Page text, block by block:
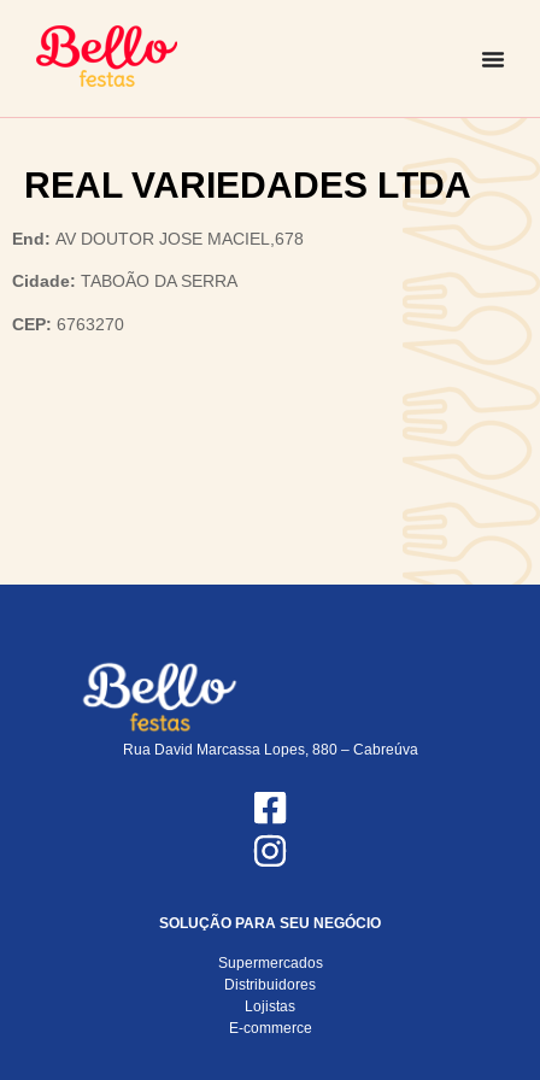
REAL VARIEDADES LTDA
End: AV DOUTOR JOSE MACIEL,678
Cidade: TABOÃO DA SERRA
CEP: 6763270
Rua David Marcassa Lopes, 880 – Cabreúva
SOLUÇÃO PARA SEU NEGÓCIO
Supermercados
Distribuidores
Lojistas
E-commerce